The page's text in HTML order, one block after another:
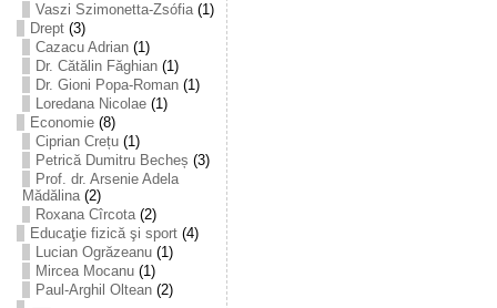
Vaszi Szimonetta-Zsófia(1)
Drept(3)
Cazacu Adrian(1)
Dr. Cătălin Făghian(1)
Dr. Gioni Popa-Roman(1)
Loredana Nicolae(1)
Economie(8)
Ciprian Crețu(1)
Petrică Dumitru Becheș (3)
Prof. dr. Arsenie Adela
Mădălina(2)
Roxana Cîrcota(2)
Educaţie fizică şi sport(4)
Lucian Ogrăzeanu(1)
Mircea Mocanu(1)
Paul-Arghil Oltean(2)